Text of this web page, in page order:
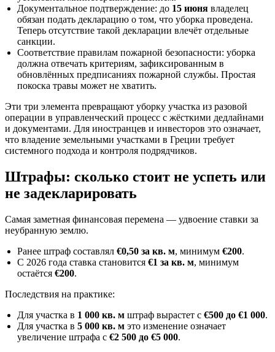
Документальное подтверждение: до 15 июня владелец
обязан подать декларацию о том, что уборка проведена.
Теперь отсутствие такой декларации влечёт отдельные
санкции.
Соответствие правилам пожарной безопасности: уборка
должна отвечать критериям, зафиксированным в
обновлённых предписаниях пожарной службы. Простая
покоска травы может не хватить.
Эти три элемента превращают уборку участка из разовой
операции в управленческий процесс с жёсткими дедлайнами
и документами. Для иностранцев и инвесторов это означает,
что владение земельными участками в Греции требует
системного подхода и контроля подрядчиков.
Штрафы: сколько стоит не успеть или
не задекларировать
Самая заметная финансовая перемена — удвоение ставки за
неубранную землю.
Ранее штраф составлял €0,50 за кв. м, минимум €200.
С 2026 года ставка становится €1 за кв. м, минимум
остаётся €200.
Последствия на практике:
Для участка в 1 000 кв. м штраф вырастет с €500 до €1 000.
Для участка в 5 000 кв. м это изменение означает
увеличение штрафа с €2 500 до €5 000.